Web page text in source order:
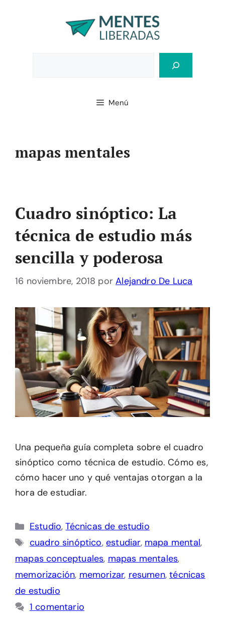
Menú
mapas mentales
Cuadro sinóptico: La
técnica de estudio más
sencilla y poderosa
16 noviembre, 2018 porAlejandro De Luca
Una pequeña guía completa sobre el cuadro
sinóptico como técnica de estudio. Cómo es,
cómo hacer uno y qué ventajas otorgan a la
hora de estudiar.
Categorías
Estudio,Técnicas de estudio
Etiquetas
cuadro sinóptico,estudiar, mapa mental,
mapas conceptuales, mapas mentales,
memorización, memorizar, resumen,técnicas
de estudio
1 comentario